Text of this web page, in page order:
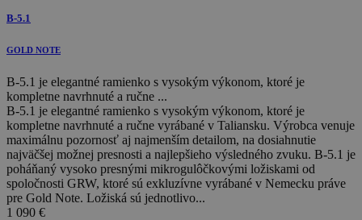
B-5.1
GOLD NOTE
B-5.1 je elegantné ramienko s vysokým výkonom, ktoré je
kompletne navrhnuté a ručne ...
B-5.1 je elegantné ramienko s vysokým výkonom, ktoré je
kompletne navrhnuté a ručne vyrábané v Taliansku. Výrobca venuje
maximálnu pozornosť aj najmenším detailom, na dosiahnutie
najväčšej možnej presnosti a najlepšieho výsledného zvuku. B-5.1 je
poháňaný vysoko presnými mikrogulôčkovými ložiskami od
spoločnosti GRW, ktoré sú exkluzívne vyrábané v Nemecku práve
pre Gold Note. Ložiská sú jednotlivo...
1 090 €